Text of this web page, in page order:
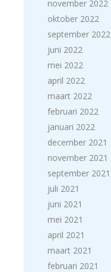
november 2022
oktober 2022
september 2022
juni 2022
mei 2022
april 2022
maart 2022
februari 2022
januari 2022
december 2021
november 2021
september 2021
juli 2021
juni 2021
mei 2021
april 2021
maart 2021
februari 2021